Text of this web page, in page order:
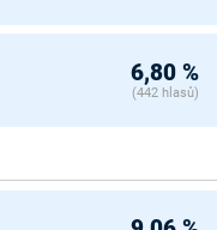
6,80 %
(442 hlasů)